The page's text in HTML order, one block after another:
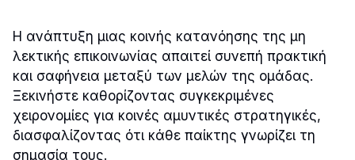
Η ανάπτυξη μιας κοινής κατανόησης της μη
λεκτικής επικοινωνίας απαιτεί συνεπή πρακτική
και σαφήνεια μεταξύ των μελών της ομάδας.
Ξεκινήστε καθορίζοντας συγκεκριμένες
χειρονομίες για κοινές αμυντικές στρατηγικές,
διασφαλίζοντας ότι κάθε παίκτης γνωρίζει τη
σημασία τους.